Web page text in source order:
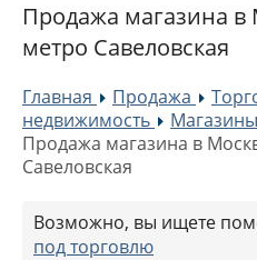
Продажа магазина в
метро Савеловская
Главная »Продажа »
недвижимость
»Магазины
Продажа магазина в
Савеловская
Возможно, вы ищете
под торговлю